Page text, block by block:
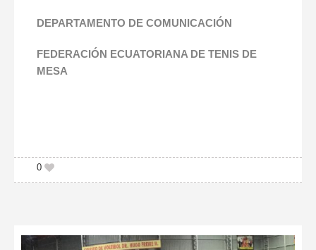
DEPARTAMENTO DE COMUNICACIÓN
FEDERACIÓN ECUATORIANA DE TENIS DE
MESA
0